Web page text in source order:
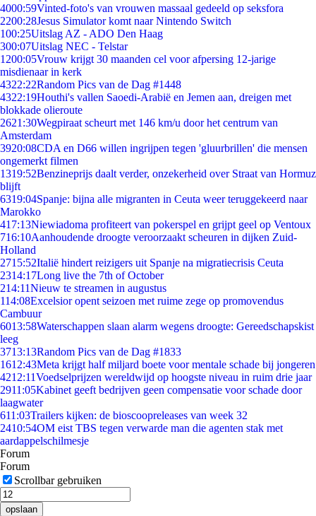
4000:59Vinted-foto's van vrouwen massaal gedeeld op seksfora
2200:28Jesus Simulator komt naar Nintendo Switch
100:25Uitslag AZ - ADO Den Haag
300:07Uitslag NEC - Telstar
1200:05Vrouw krijgt 30 maanden cel voor afpersing 12-jarige
misdienaar in kerk
4322:22Random Pics van de Dag #1448
4322:19Houthi's vallen Saoedi-Arabië en Jemen aan, dreigen met
blokkade olieroute
2621:30Wegpiraat scheurt met 146 km/u door het centrum van
Amsterdam
3920:08CDA en D66 willen ingrijpen tegen 'gluurbrillen' die mensen
ongemerkt filmen
1319:52Benzineprijs daalt verder, onzekerheid over Straat van Hormuz
blijft
6319:04Spanje: bijna alle migranten in Ceuta weer teruggekeerd naar
Marokko
417:13Niewiadoma profiteert van pokerspel en grijpt geel op Ventoux
716:10Aanhoudende droogte veroorzaakt scheuren in dijken Zuid-
Holland
2715:52Italië hindert reizigers uit Spanje na migratiecrisis Ceuta
2314:17Long live the 7th of October
214:11Nieuw te streamen in augustus
114:08Excelsior opent seizoen met ruime zege op promovendus
Cambuur
6013:58Waterschappen slaan alarm wegens droogte: Gereedschapskist
leeg
3713:13Random Pics van de Dag #1833
1612:43Meta krijgt half miljard boete voor mentale schade bij jongeren
4212:11Voedselprijzen wereldwijd op hoogste niveau in ruim drie jaar
2911:05Kabinet geeft bedrijven geen compensatie voor schade door
laagwater
611:03Trailers kijken: de bioscoopreleases van week 32
2410:54OM eist TBS tegen verwarde man die agenten stak met
aardappelschilmesje
Forum
Forum
Scrollbar gebruiken
opslaan